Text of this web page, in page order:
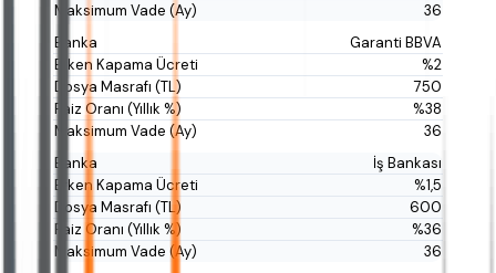
36
Garanti BBVA
%2
750
%38
36
İş Bankası
%1,5
600
%36
36